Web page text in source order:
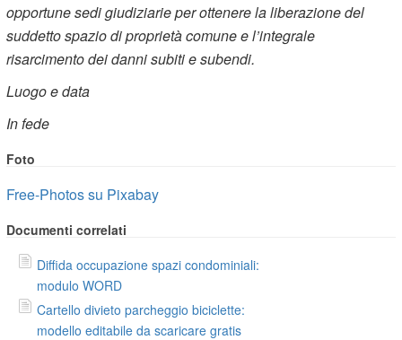
opportune sedi giudiziarie per ottenere la liberazione del
suddetto spazio di proprietà comune e l’integrale
risarcimento dei danni subiti e subendi.
Luogo e data
In fede
Foto
Free-Photos su Pixabay
Documenti correlati
Diffida occupazione spazi condominiali:
modulo WORD
Cartello divieto parcheggio biciclette:
modello editabile da scaricare gratis